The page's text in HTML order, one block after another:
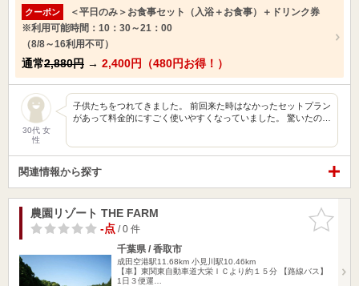
クーポン
＜平日のみ＞お食事セット（入浴＋お食事）＋ドリンク券
※利用可能時間：10：30～21：00
（8/8～16利用不可）
通常2,880円 → 2,400円（480円お得！）
30代 女
性
子供たちをつれてきました。 前回来た時はなかったセットプラン
があって料金的にすごく使いやすくなっていました。 驚いたの…
関連情報から探す
お気に入
りに追加
農園リゾート THE FARM
-点/ 0 件
千葉県 / 香取市
成田空港駅11.68km 小見川駅10.46km
【車】東関東自動車道大栄ＩＣより約１５分 【路線バス】
1日３便運…